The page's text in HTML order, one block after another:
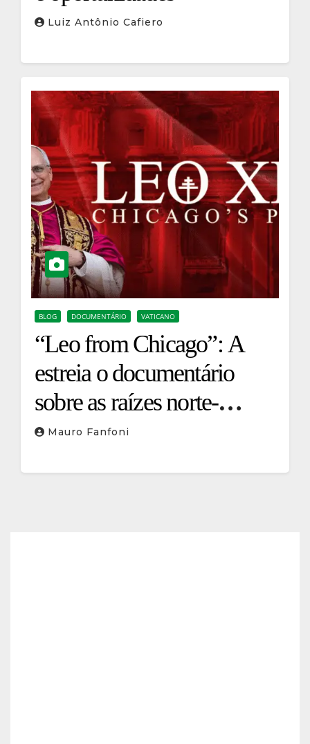
Luiz Antônio Cafiero
BLOG DOCUMENTÁRIO VATICANO
“Leo from Chicago”: A
estreia o documentário
sobre as raízes norte-
americanas do Papa Leão
Mauro Fanfoni